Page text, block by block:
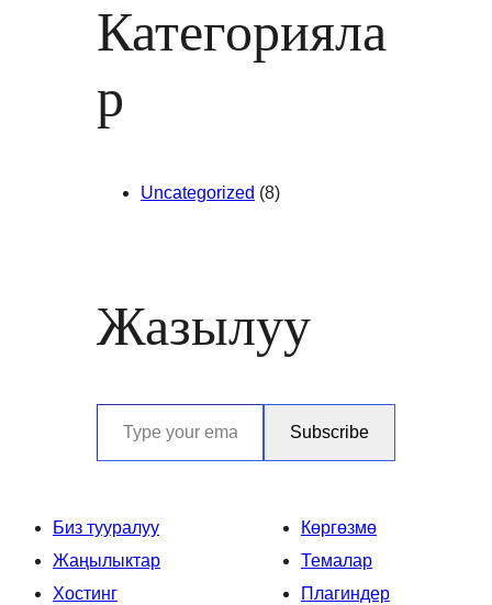
Категорияла
р
Uncategorized (8)
Жазылуу
Type your email…
Subscribe
Биз тууралуу
Жаңылыктар
Хостинг
Көргөзмө
Темалар
Плагиндер